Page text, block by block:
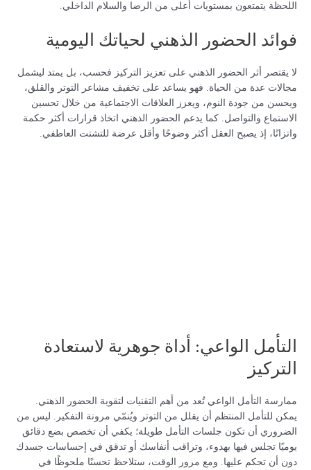
اللحظة يتمتعون بمستويات أعلى من الرضا والسلام الداخلي.
فوائد الحضور الذهني لحياتك اليومية
لا يقتصر أثر الحضور الذهني على تعزيز التركيز فحسب، بل يمتد ليشمل
مجالات عدة من الحياة. فهو يساعد على تخفيف مشاعر التوتر والقلق،
ويحسن من جودة النوم، ويعزز العلاقات الاجتماعية من خلال تحسين
الاستماع والتواصل. كما يدعم الحضور الذهني اتخاذ قرارات أكثر حكمة
واتزانًا، إذ يصبح العقل أكثر وضوحًا وأقل عرضة للتشتت العاطفي.
التأمل الواعي: أداة جوهرية لاستعادة
التركيز
ممارسة التأمل الواعي تُعد من أهم التقنيات لتقوية الحضور الذهني.
يمكن للتأمل المنتظم أن يقلل من التوتر ويُنمّي مرونة التفكير. ليس من
الضروري أن تكون جلسات التأمل طويلة؛ يكفي أن تخصص بضع دقائق
يوميًا تجلس فيها بهدوء، وتراقب أنفاسك أو تدقق في إحساسات جسدك
دون أن تحكم عليها. ومع مرور الوقت، ستلاحظ تحسنًا ملحوظًا في